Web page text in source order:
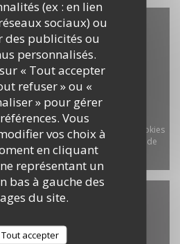
(ex : en lien
sociaux) ou
des publicités ou
personnalisés.
« Tout accepter
refuser » ou «
» pour gérer
Vous
vos choix à
en cliquant
représentant un
bas à gauche des
du site.
Tout accepter
Waze, vous devez accepter les cookies
peuvent collecter des données de
localisation. Autoriser
Horaires